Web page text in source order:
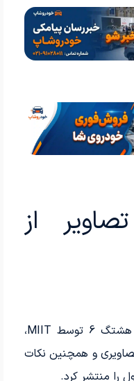
از
پس از رونمایی اولیه از اسمارت هشتگ 6 توسط MIIT،
و همچنین نکات
را منتشر کرد.